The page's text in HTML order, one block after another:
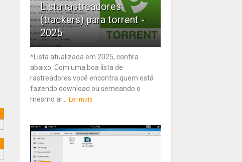
Lista rastreadores
(trackers) para torrent -
2025
*Lista atualizada em 2025, confira
abaixo. Com uma boa lista de
rastreadores você encontra quem está
fazendo download ou semeando o
mesmo ar...
Ler mais